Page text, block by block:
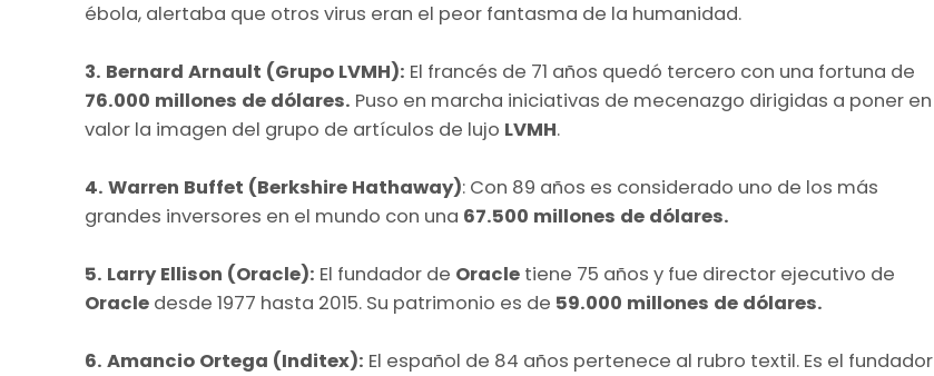
ébola, alertaba que otros virus eran el peor fantasma de la humanidad.
3. Bernard Arnault (Grupo LVMH): El francés de 71 años quedó tercero con una fortuna de
76.000 millones de dólares. Puso en marcha iniciativas de mecenazgo dirigidas a poner en
valor la imagen del grupo de artículos de lujo LVMH.
4. Warren Buffet (Berkshire Hathaway): Con 89 años es considerado uno de los más
grandes inversores en el mundo con una 67.500 millones de dólares.
5. Larry Ellison (Oracle): El fundador de Oracle tiene 75 años y fue director ejecutivo de
Oracle desde 1977 hasta 2015. Su patrimonio es de 59.000 millones de dólares.
6. Amancio Ortega (Inditex): El español de 84 años pertenece al rubro textil. Es el fundador